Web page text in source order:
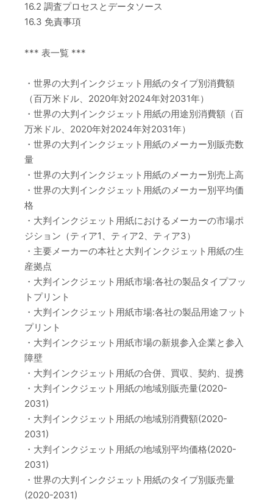
16.2 調査プロセスとデータソース
16.3 免責事項
*** 表一覧 ***
・世界の大判インクジェット用紙のタイプ別消費額
（百万米ドル、2020年対2024年対2031年）
・世界の大判インクジェット用紙の用途別消費額（百
万米ドル、2020年対2024年対2031年）
・世界の大判インクジェット用紙のメーカー別販売数
量
・世界の大判インクジェット用紙のメーカー別売上高
・世界の大判インクジェット用紙のメーカー別平均価
格
・大判インクジェット用紙におけるメーカーの市場ポ
ジション（ティア1、ティア2、ティア3）
・主要メーカーの本社と大判インクジェット用紙の生
産拠点
・大判インクジェット用紙市場:各社の製品タイプフッ
トプリント
・大判インクジェット用紙市場:各社の製品用途フット
プリント
・大判インクジェット用紙市場の新規参入企業と参入
障壁
・大判インクジェット用紙の合併、買収、契約、提携
・大判インクジェット用紙の地域別販売量(2020-
2031)
・大判インクジェット用紙の地域別消費額(2020-
2031)
・大判インクジェット用紙の地域別平均価格(2020-
2031)
・世界の大判インクジェット用紙のタイプ別販売量
(2020-2031)